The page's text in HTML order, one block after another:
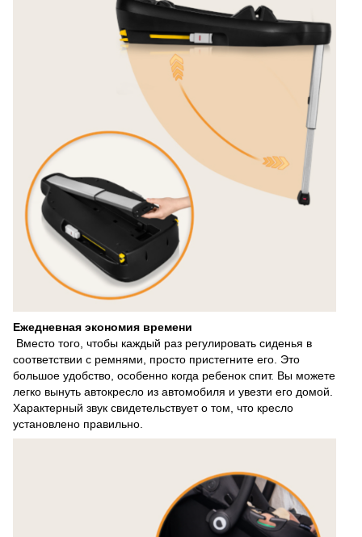
Ежедневная экономия времени
Вместо того, чтобы каждый раз регулировать сиденья в
соответствии с ремнями, просто пристегните его. Это
большое удобство, особенно когда ребенок спит. Вы можете
легко вынуть автокресло из автомобиля и увезти его домой.
Характерный звук свидетельствует о том, что кресло
установлено правильно.